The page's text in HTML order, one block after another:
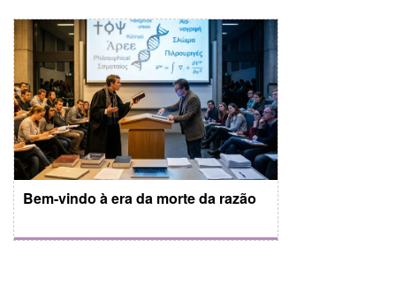
Bem-vindo à era da morte da razão